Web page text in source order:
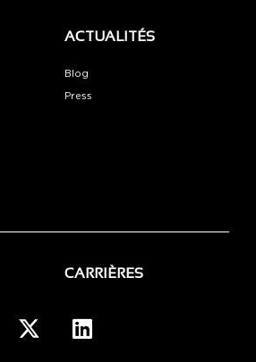
ACTUALITÉS
Blog
Press
CARRIÈRES